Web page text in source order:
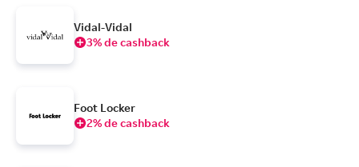
Vidal-Vidal
3% de cashback
Foot Locker
2% de cashback